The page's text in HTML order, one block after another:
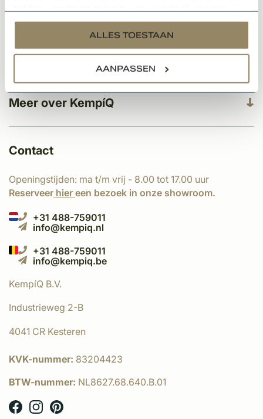
services.
ALLES TOESTAAN
AANPASSEN
Meer over KempíQ
Klantenservice
Categorieën
Contact
Openingstijden: ma t/m vrij - 8.00 tot 17.00 uur
Reserveer hier een bezoek in onze showroom.
+31 488-759011
info@kempiq.nl
+31 488-759011
info@kempiq.be
KempíQ B.V.
Industrieweg 2-B
4041 CR Kesteren
KVK-nummer: 83204423
BTW-nummer: NL8627.68.640.B.01